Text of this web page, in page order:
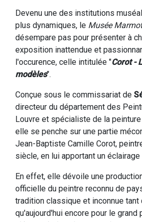
Devenu une des institutions
plus dynamiques, le Musée
désempare pas pour présenter à
exposition inattendue et
l'occurence, celle intitulée "Corot -
modèles".
Conçue sous le commissariat de
directeur du département des
Louvre et spécialiste de la
elle se penche sur une partie
Jean-Baptiste Camille Corot,
siècle, en lui apportant un
En effet, elle dévoile une
officielle du peintre reconnu de
tradition classique et inconnue tant
qu'aujourd'hui encore pour le grand